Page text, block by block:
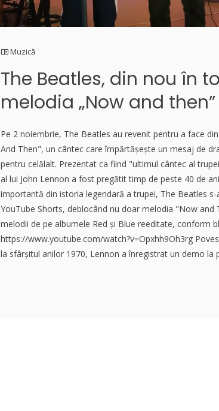
Muzică
The Beatles, din nou în
melodia „Now and then”
Pe 2 noiembrie, The Beatles au revenit pentru a face
And Then", un cântec care împărtășește un mesaj de
pentru celălalt. Prezentat ca fiind "ultimul cântec al
al lui John Lennon a fost pregătit timp de peste 40 de
importantă din istoria legendară a trupei, The Beatles
YouTube Shorts, deblocând nu doar melodia "Now and
melodii de pe albumele Red și Blue reeditate, conform
https://www.youtube.com/watch?v=Opxhh9Oh3rg
la sfârșitul anilor 1970, Lennon a înregistrat un demo la